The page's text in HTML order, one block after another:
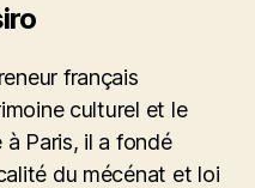
français
culturel et le
Paris, il a fondé
du mécénat et loi